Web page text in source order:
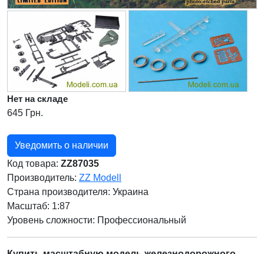
Нет на складе
645 Грн.
Уведомить о наличии
Код товара: ZZ87035
Производитель: ZZ Modell
Страна производителя: Украина
Масштаб: 1:87
Уровень сложности: Профессиональный